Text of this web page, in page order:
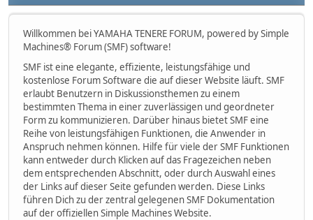
Willkommen bei YAMAHA TENERE FORUM, powered by Simple
Machines® Forum (SMF) software!
SMF ist eine elegante, effiziente, leistungsfähige und
kostenlose Forum Software die auf dieser Website läuft. SMF
erlaubt Benutzern in Diskussionsthemen zu einem
bestimmten Thema in einer zuverlässigen und geordneter
Form zu kommunizieren. Darüber hinaus bietet SMF eine
Reihe von leistungsfähigen Funktionen, die Anwender in
Anspruch nehmen können. Hilfe für viele der SMF Funktionen
kann entweder durch Klicken auf das Fragezeichen neben
dem entsprechenden Abschnitt, oder durch Auswahl eines
der Links auf dieser Seite gefunden werden. Diese Links
führen Dich zu der zentral gelegenen SMF Dokumentation
auf der offiziellen Simple Machines Website.